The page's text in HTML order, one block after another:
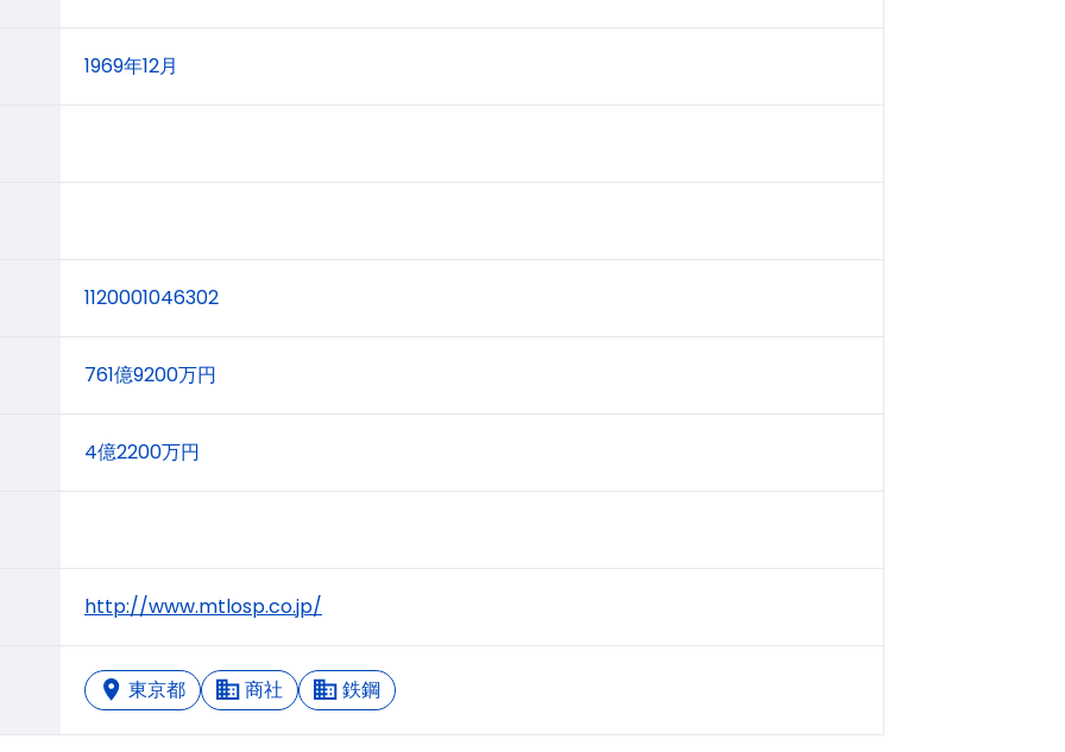
1969年12月
1120001046302
761億9200万円
4億2200万円
http://www.mtlosp.co.jp/
東京都 商社 鉄鋼